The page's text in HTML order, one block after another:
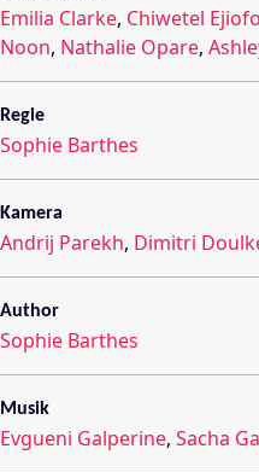
Emilia Clarke, Chiwetel
Noon, Nathalie Opare,
Regie
Sophie Barthes
Kamera
Andrij Parekh, Dimitri
Author
Sophie Barthes
Musik
Evgueni Galperine, Sacha